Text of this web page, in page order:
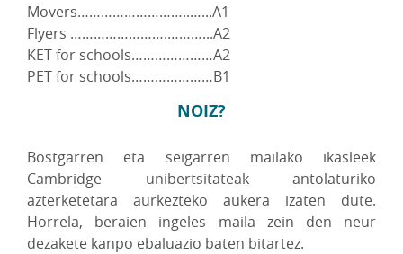
Movers………………………..…...A1
Flyers …………………….………...A2
KET for schools…………………A2
PET for schools…………………B1
NOIZ?
Bostgarren eta seigarren mailako ikasleek
Cambridge unibertsitateak antolaturiko
azterketetara aurkezteko aukera izaten dute.
Horrela, beraien ingeles maila zein den neur
dezakete kanpo ebaluazio baten bitartez.